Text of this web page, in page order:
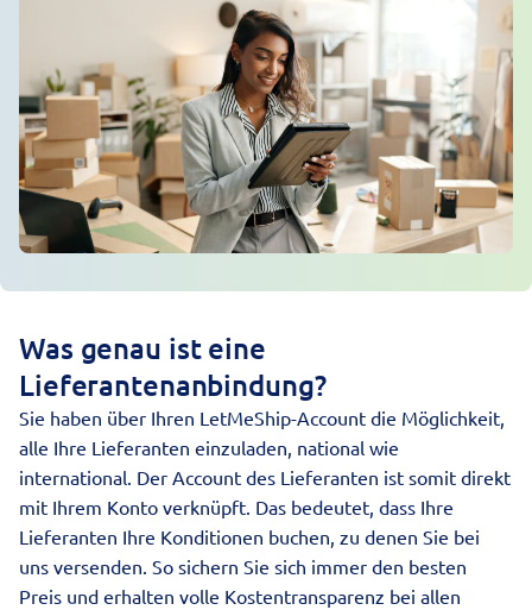
Was genau ist eine
Lieferantenanbindung?
Sie haben über Ihren LetMeShip-Account die Möglichkeit,
alle Ihre Lieferanten einzuladen, national wie
international. Der Account des Lieferanten ist somit direkt
mit Ihrem Konto verknüpft. Das bedeutet, dass Ihre
Lieferanten Ihre Konditionen buchen, zu denen Sie bei
uns versenden. So sichern Sie sich immer den besten
Preis und erhalten volle Kostentransparenz bei allen